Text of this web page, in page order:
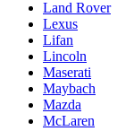
Land Rover
Lexus
Lifan
Lincoln
Maserati
Maybach
Mazda
McLaren